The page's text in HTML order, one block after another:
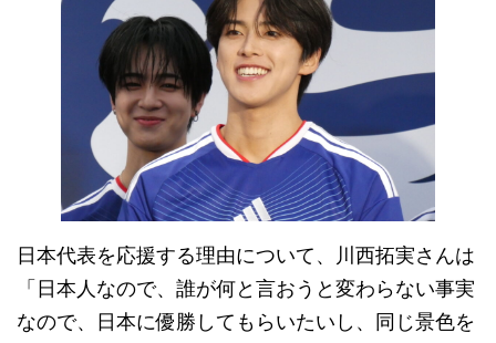
日本代表を応援する理由について、川西拓実さんは
「日本人なので、誰が何と言おうと変わらない事実
なので、日本に優勝してもらいたいし、同じ景色を